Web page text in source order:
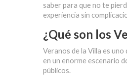
saber para que no te
experiencia sin
¿Qué son los
Veranos de la Villa es
en un enorme escenario
públicos.